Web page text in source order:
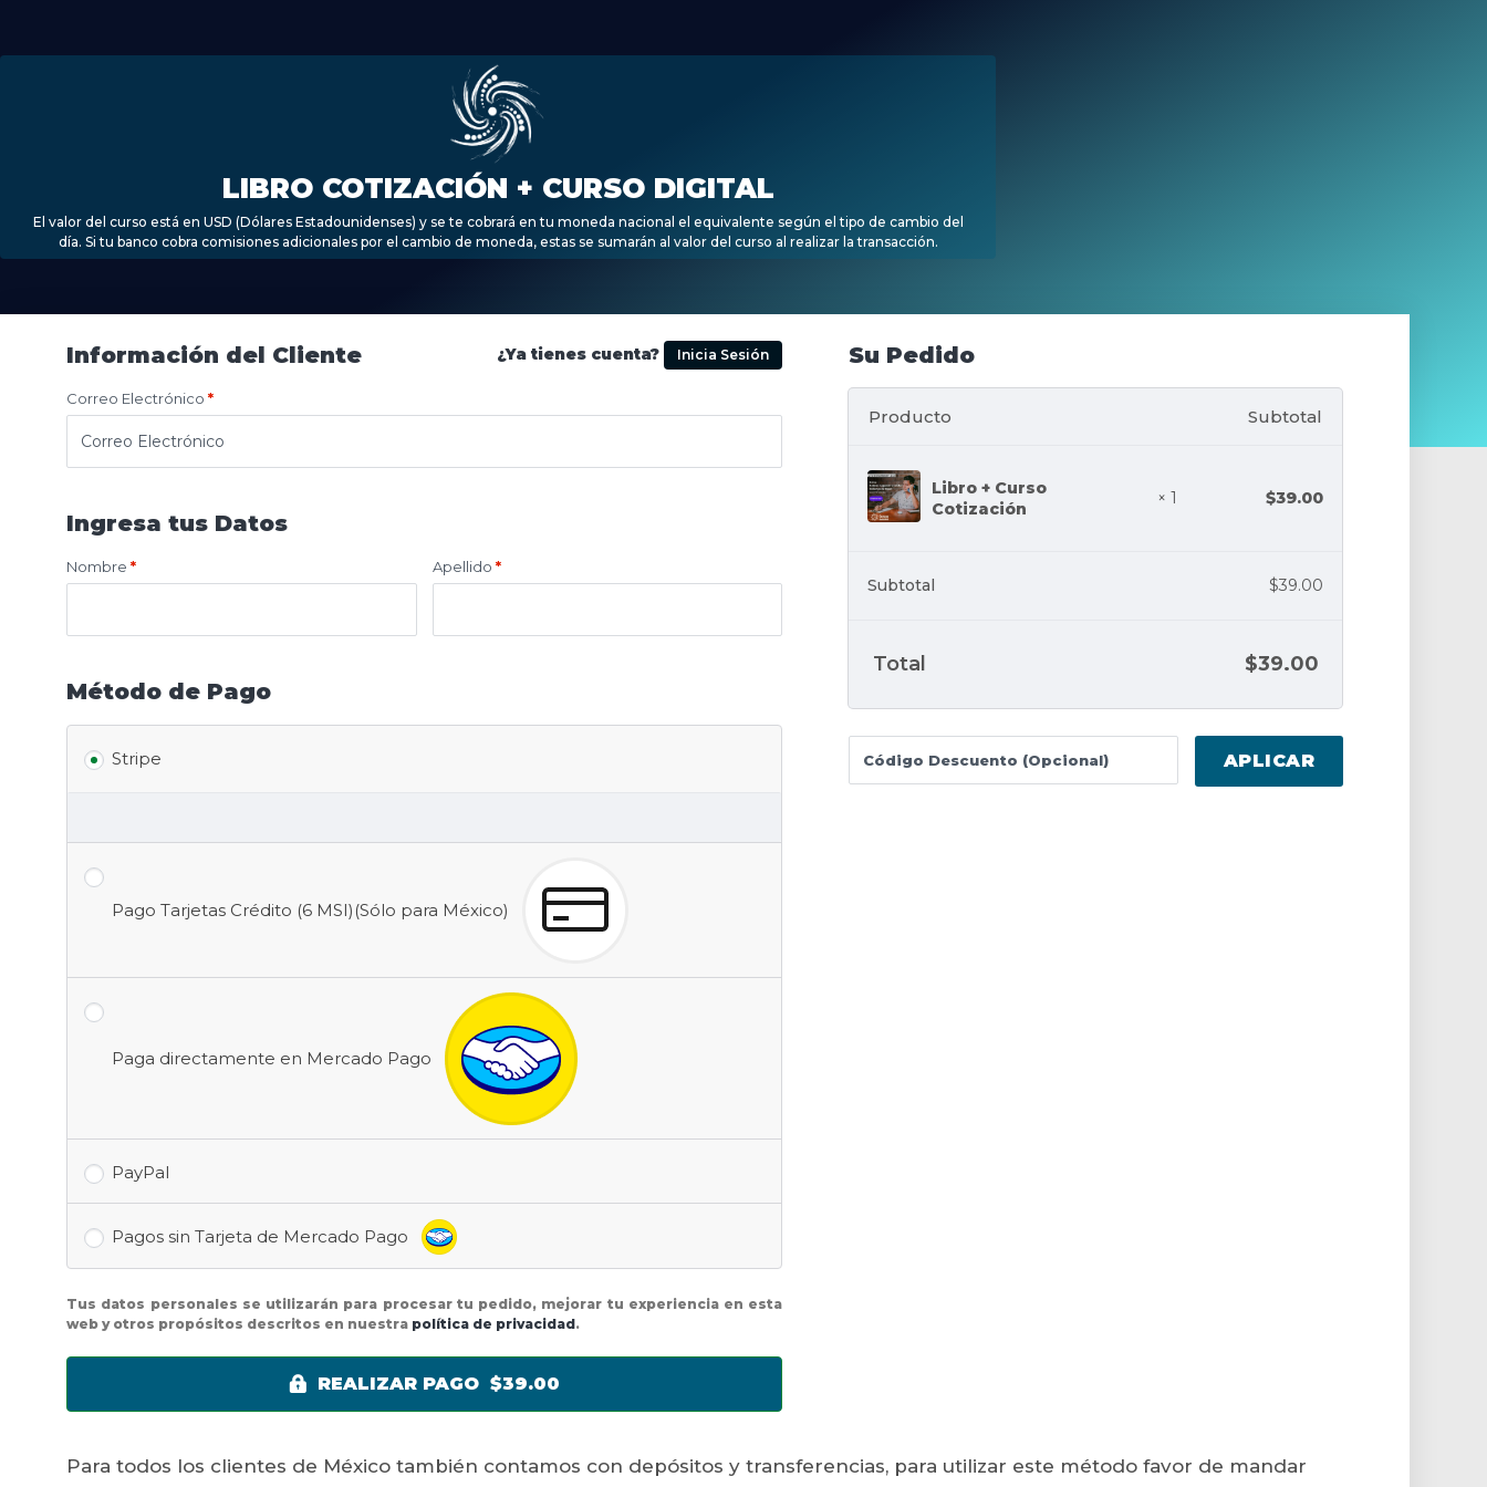
LIBRO COTIZACIÓN + CURSO DIGITAL
El valor del curso está en USD (Dólares Estadounidenses) y se te cobrará en tu moneda nacional el equivalente según el tipo de cambio del
día. Si tu banco cobra comisiones adicionales por el cambio de moneda, estas se sumarán al valor del curso al realizar la transacción.
Información del Cliente ¿Ya tienes cuenta? Inicia Sesión
Correo Electrónico *
Ingresa tus Datos
Nombre * Apellido *
Método de Pago
Stripe
Pago Tarjetas Crédito (6 MSI)(Sólo para México)
Paga directamente en Mercado Pago
PayPal
Pagos sin Tarjeta de Mercado Pago
Tus datos personales se utilizarán para procesar tu pedido, mejorar tu experiencia en esta
web y otros propósitos descritos en nuestra política de privacidad.
REALIZAR PAGO $39.00
Su Pedido
Producto Subtotal
Libro + Curso
Cotización
× 1 $39.00
Subtotal $39.00
Total $39.00
APLICAR
Para todos los clientes de México también contamos con depósitos y transferencias, para utilizar este método favor de mandar